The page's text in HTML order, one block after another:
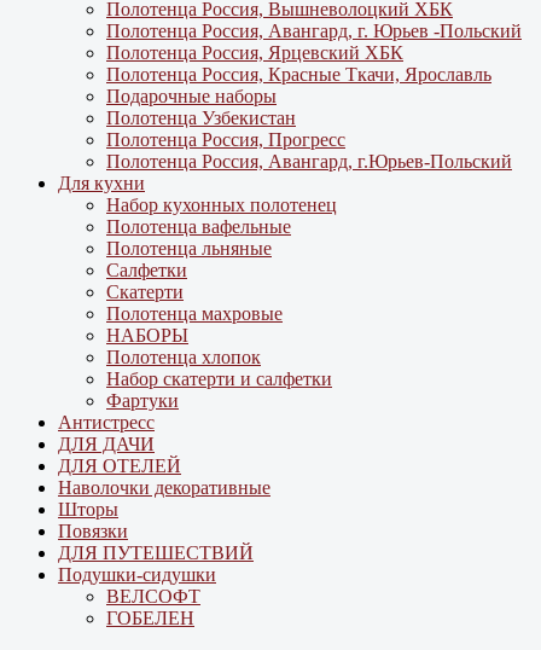
Полотенца Россия, Вышневолоцкий ХБК
Полотенца Россия, Авангард, г. Юрьев -Польский
Полотенца Россия, Ярцевский ХБК
Полотенца Россия, Красные Ткачи, Ярославль
Подарочные наборы
Полотенца Узбекистан
Полотенца Россия, Прогресс
Полотенца Россия, Авангард, г.Юрьев-Польский
Для кухни
Набор кухонных полотенец
Полотенца вафельные
Полотенца льняные
Салфетки
Скатерти
Полотенца махровые
НАБОРЫ
Полотенца хлопок
Набор скатерти и салфетки
Фартуки
Антистресс
ДЛЯ ДАЧИ
ДЛЯ ОТЕЛЕЙ
Наволочки декоративные
Шторы
Повязки
ДЛЯ ПУТЕШЕСТВИЙ
Подушки-сидушки
ВЕЛСОФТ
ГОБЕЛЕН